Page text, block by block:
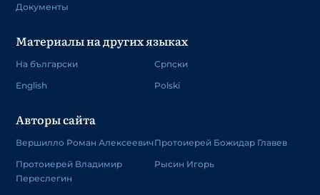
Документы
Материалы на других языках
На български
English
Српски
Polski
Авторы сайта
Вершилло Роман Алексеевич
Протоиерей Владимир
Переслегин
Протоиерей Божидар Главев
Рысин Игорь